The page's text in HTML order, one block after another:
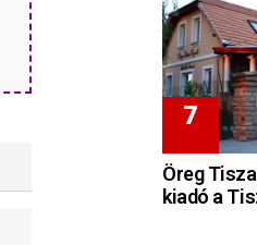
Öreg
kiadó a